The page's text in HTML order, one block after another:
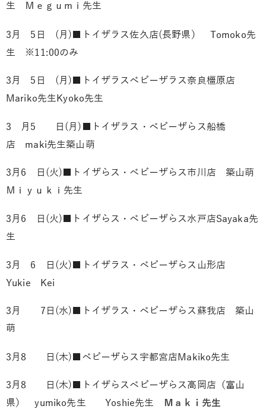
生
Ｍｅｇｕｍｉ先生
3月 5日 (月)■トイザラス佐久店(長野県） Tomoko先
生 ※11:00のみ
3月 5日 (月)■トイザラスベビーザラス奈良橿原店
Mariko先生 Kyoko先生
3 月5 日(月)■トイザラス・ベビーザらス船橋
店 maki先生築山萌
3月6 日(火)■トイザらス・ベビーザらス市川店 築山萌
Ｍｉｙｕｋｉ先生
3月6 日(火)■トイザらス・ベビーザらス水戸店Sayaka先
生
3月 6 日(火)■トイザラス・ベビーザらス山形店
Yukie
Kei
3月 7日(水)■トイザラス・ベビーザらス蘇我店 築山
萌
3月8 日(木)■ベビーザらス宇都宮店 Makiko先生
3月8 日(木)■トイザらスベビーザらス高岡店（富山
県）yumiko先生 Yoshie先生 Ｍａｋｉ先生